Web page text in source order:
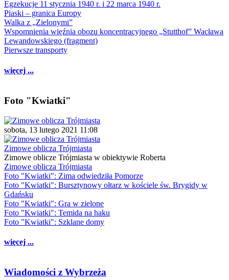
Egzekucje 11 stycznia 1940 r. i 22 marca 1940 r.
Piaski – granica Europy
Walka z „Zielonymi”
Wspomnienia więźnia obozu koncentracyjnego „Stutthof” Wacława
Lewandowskiego (fragment)
Pierwsze transporty
więcej ...
Foto "Kwiatki"
sobota, 13 lutego 2021 11:08
Zimowe oblicza Trójmiasta
Zimowe oblicze Trójmiasta w obiektywie Roberta
Zimowe oblicza Trójmiasta
Foto "Kwiatki": Zima odwiedziła Pomorze
Foto "Kwiatki": Bursztynowy ołtarz w kościele św. Brygidy w
Gdańsku
Foto "Kwiatki": Gra w zielone
Foto "Kwiatki": Temida na haku
Foto "Kwiatki": Szklane domy
więcej ...
Wiadomości z Wybrzeża